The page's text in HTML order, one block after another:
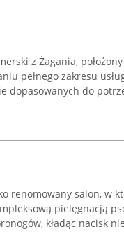
z Żagania,
pełnego zakresu
dopasowanych do
renomowany salon, w
pielęgnacją
kładąc nacisk